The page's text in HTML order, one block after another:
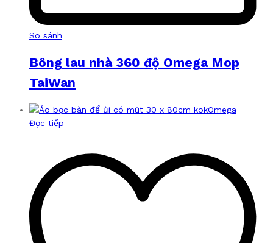
So sánh
Bông lau nhà 360 độ Omega Mop
TaiWan
Đọc tiếp